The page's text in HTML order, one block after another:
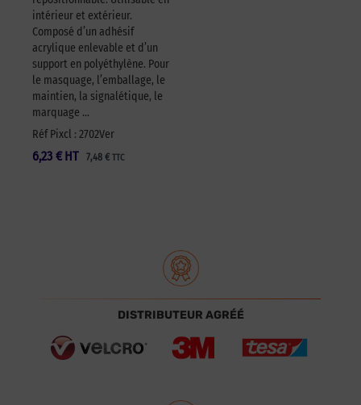
intérieur et extérieur.
Composé d’un adhésif
acrylique enlevable et d’un
support en polyéthylène. Pour
le masquage, l’emballage, le
maintien, la signalétique, le
marquage …
Réf Pixcl : 2702Ver
6,23 € 7,48 € TTC
HT
DISTRIBUTEUR AGRÉÉ